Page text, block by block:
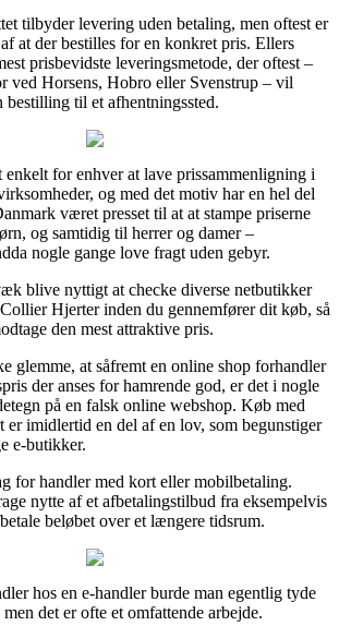
tilbyder levering uden betaling, men oftest er
at der bestilles for en konkret pris. Ellers
prisbevidste leveringsmetode, der oftest –
ved Horsens, Hobro eller Svenstrup – vil
til et afhentningssted.
enkelt for enhver at lave prissammenligning i
og med det motiv har en hel del
været presset til at at stampe priserne
og samtidig til herrer og damer –
nogle gange love fragt uden gebyr.
blive nyttigt at checke diverse netbutikker
Hjerter inden du gennemfører dit køb, så
den mest attraktive pris.
glemme, at såfremt en online shop forhandler
der anses for hamrende god, er det i nogle
på en falsk online webshop. Køb med
er imidlertid en del af en lov, som begunstiger
e-butikker.
for handler med kort eller mobilbetaling.
nytte af et afbetalingstilbud fra eksempelvis
beløbet over et længere tidsrum.
hos en e-handler burde man egentlig tyde
det er ofte et omfattende arbejde.